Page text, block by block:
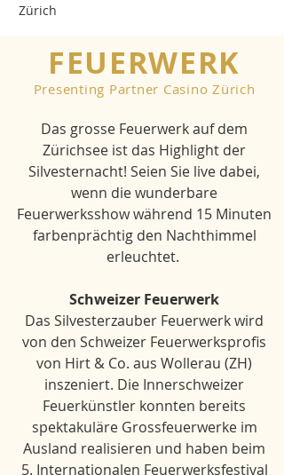
Zürich
FEUERWERK
Presenting Partner Casino Zürich
Das grosse Feuerwerk auf dem
Zürichsee ist das Highlight der
Silvesternacht! Seien Sie live dabei,
wenn die wunderbare
Feuerwerksshow während 15 Minuten
farbenprächtig den Nachthimmel
erleuchtet.
Schweizer Feuerwerk
Das Silvesterzauber Feuerwerk wird
von den Schweizer Feuerwerksprofis
von Hirt & Co. aus Wollerau (ZH)
inszeniert. Die Innerschweizer
Feuerkünstler konnten bereits
spektakuläre Grossfeuerwerke im
Ausland realisieren und haben beim
5. Internationalen Feuerwerksfestival